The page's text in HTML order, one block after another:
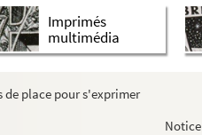
Imprimés
multimédia
de place pour s'exprimer
Notice